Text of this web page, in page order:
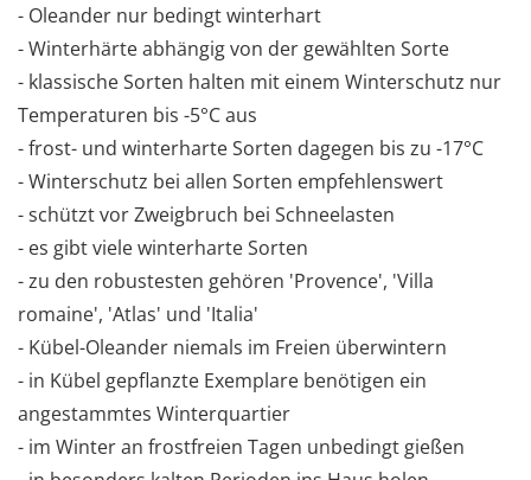
- Oleander nur bedingt winterhart
- Winterhärte abhängig von der gewählten Sorte
- klassische Sorten halten mit einem Winterschutz nur
Temperaturen bis -5°C aus
- frost- und winterharte Sorten dagegen bis zu -17°C
- Winterschutz bei allen Sorten empfehlenswert
- schützt vor Zweigbruch bei Schneelasten
- es gibt viele winterharte Sorten
- zu den robustesten gehören 'Provence', 'Villa
romaine', 'Atlas' und 'Italia'
- Kübel-Oleander niemals im Freien überwintern
- in Kübel gepflanzte Exemplare benötigen ein
angestammtes Winterquartier
- im Winter an frostfreien Tagen unbedingt gießen